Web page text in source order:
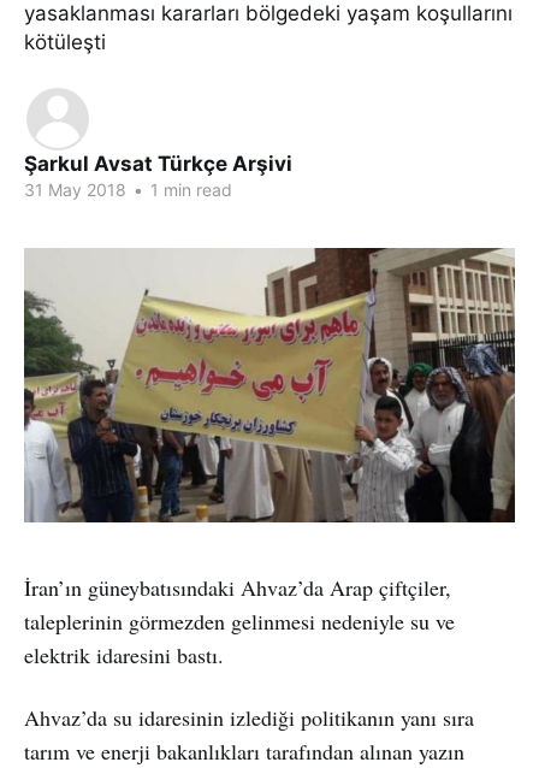
yasaklanması kararları bölgedeki yaşam koşullarını
kötüleşti
Şarkul Avsat Türkçe Arşivi
31 May 2018 • 1 min read
İran’ın güneybatısındaki Ahvaz’da Arap çiftçiler,
taleplerinin görmezden gelinmesi nedeniyle su ve
elektrik idaresini bastı.
Ahvaz’da su idaresinin izlediği politikanın yanı sıra
tarım ve enerji bakanlıkları tarafından alınan yazın